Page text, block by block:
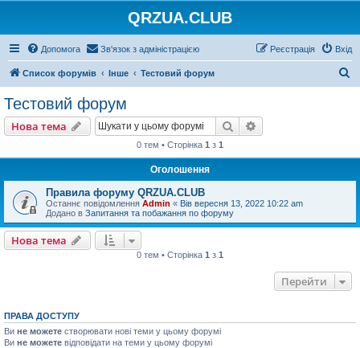
QRZUA.CLUB
Допомога Зв'язок з адміністрацією Вхід
Реєстрація
Список форумів Інше Тестовий форум
Тестовий форум
Нова тема Пошук
0 тем • Сторінка 1 з 1
Оголошення
Правила форуму QRZUA.CLUB
Останнє повідомлення Admin « Вів вересня 13, 2022 10:22 am
Додано в Запитання та побажання по форуму
Нова тема
0 тем • Сторінка 1 з 1
Перейти
ПРАВА ДОСТУПУ
Ви не можете створювати нові теми у цьому форумі
Ви не можете відповідати на теми у цьому форумі